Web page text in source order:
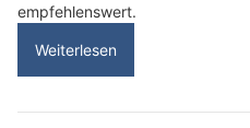
empfehlenswert.
Weiterlesen